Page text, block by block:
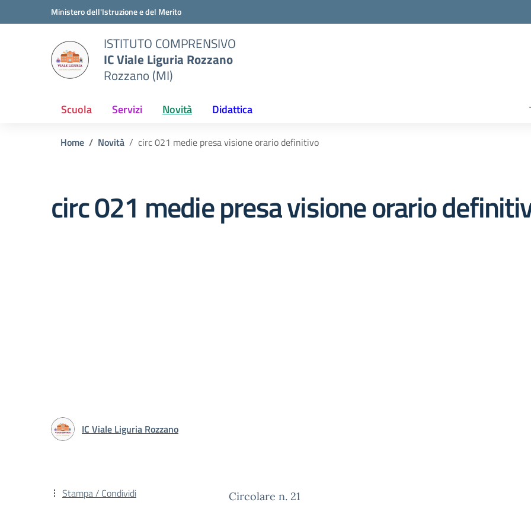
Vai ai contenuti
Vai al menu di navigazioneMinistero dell'Istruzione e del Merito
ISTITUTO COMPRENSIVO
IC Viale Liguria Rozzano
Rozzano (MI)
Scuola Servizi Novità Didattica
Home Novità circ 021 medie presa visione orario definitivo
circ 021 medie presa visione orario
IC Viale Liguria Rozzano
Circolare n. 21
Stampa / Condividi